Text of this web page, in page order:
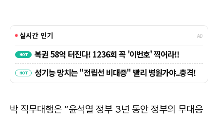
박 직무대행은 “윤석열 정부 3년 동안 정부의 무대응